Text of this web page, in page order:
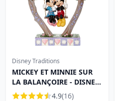
Disney Traditions
MICKEY ET MINNIE SUR
LA BALANÇOIRE - DISNEY
TRADITIONS4.9(16)